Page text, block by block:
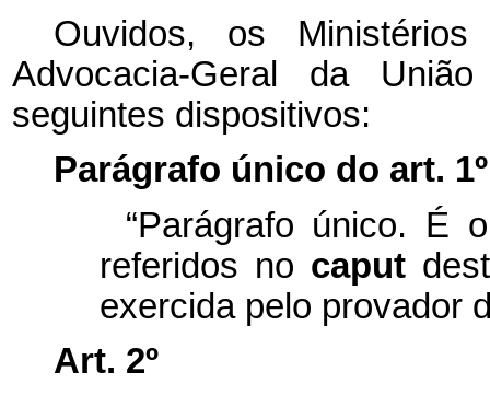
Ouvidos, os
Advocacia-Geral da
seguintes dispositivos:
Parágrafo único do art. 1º
“Parágrafo único. É
referidos no caput
exercida pelo provador
Art. 2º